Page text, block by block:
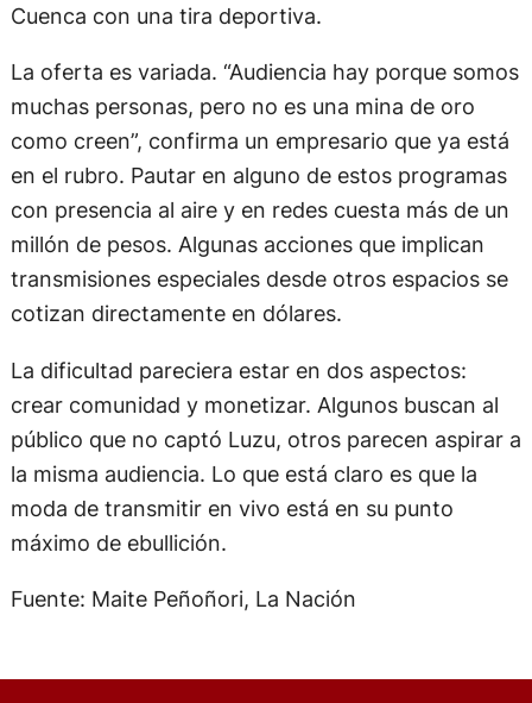
Cuenca con una tira deportiva.
La oferta es variada. “Audiencia hay porque somos
muchas personas, pero no es una mina de oro
como creen”, confirma un empresario que ya está
en el rubro. Pautar en alguno de estos programas
con presencia al aire y en redes cuesta más de un
millón de pesos. Algunas acciones que implican
transmisiones especiales desde otros espacios se
cotizan directamente en dólares.
La dificultad pareciera estar en dos aspectos:
crear comunidad y monetizar. Algunos buscan al
público que no captó Luzu, otros parecen aspirar a
la misma audiencia. Lo que está claro es que la
moda de transmitir en vivo está en su punto
máximo de ebullición.
Fuente: Maite Peñoñori, La Nación